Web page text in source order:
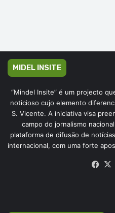
MIDEL INSITE
“Mindel Insite” é um projecto
noticioso cujo elemento
S. Vicente. A iniciativa visa
campo do jornalismo
plataforma de difusão de
internacional, com uma forte